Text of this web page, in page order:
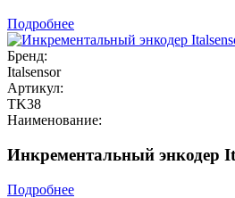
Подробнее
Бренд:
Italsensor
Артикул:
TK38
Наименование:
Инкрементальный энкодер
Подробнее